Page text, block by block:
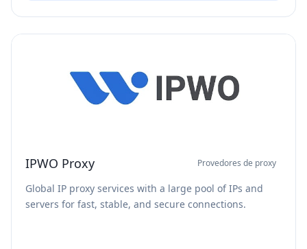
IPWO Proxy Provedores de proxy
Global IP proxy services with a large pool of IPs and
servers for fast, stable, and secure connections.